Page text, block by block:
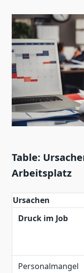
Table:
Arbeitsplatz
Ursachen
Druck im Job
Personalmangel